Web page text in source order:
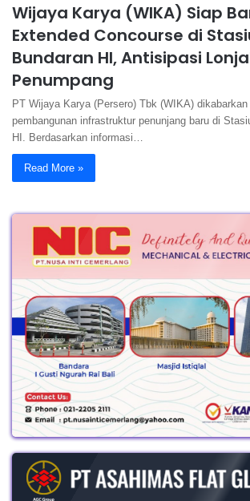
Wijaya Karya (WIKA) Siap
Extended Concourse di
Bundaran HI, Antisipasi
Penumpang
PT Wijaya Karya (Persero) Tbk (WIKA)
pembangunan infrastruktur penunjang baru di
HI. Berdasarkan informasi…
Read More »